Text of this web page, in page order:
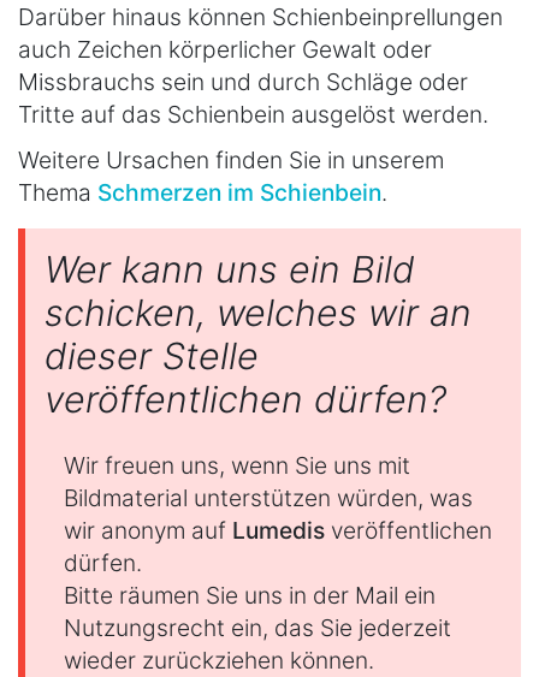
Darüber hinaus können Schienbeinprellungen
auch Zeichen körperlicher Gewalt oder
Missbrauchs sein und durch Schläge oder
Tritte auf das Schienbein ausgelöst werden.
Weitere Ursachen finden Sie in unserem
Thema Schmerzen im Schienbein.
Wer kann uns ein Bild
schicken, welches wir an
dieser Stelle
veröffentlichen dürfen?
Wir freuen uns, wenn Sie uns mit
Bildmaterial unterstützen würden, was
wir anonym auf Lumedis veröffentlichen
dürfen.
Bitte räumen Sie uns in der Mail ein
Nutzungsrecht ein, das Sie jederzeit
wieder zurückziehen können.